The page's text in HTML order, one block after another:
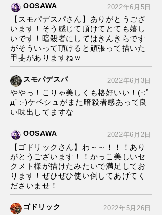
OOSAWA 2022年6月5日
【スモパデスパさん】ありがとうござ
います！そう感じて頂けてとても嬉し
いです！暗殺者にしてはきんきらです
がそういって頂けると頑張って描いた
甲斐がありますねｗ
スモパデスパ 2022年6月3日
ややっ！こりゃ美しくも格好いい！(·:ﾟ
дﾟ:·)ケペシュがまた暗殺者感あって良
い味出してますな
OOSAWA 2022年6月2日
【ゴドリックさん】わ～～！！！あり
がとうございます！！かっこ美しいセ
クメト様が描けたみたいで満足してお
ります！ぜひぜひ使い倒してあげてく
ださいませ！
ゴドリック 2022年5月26日